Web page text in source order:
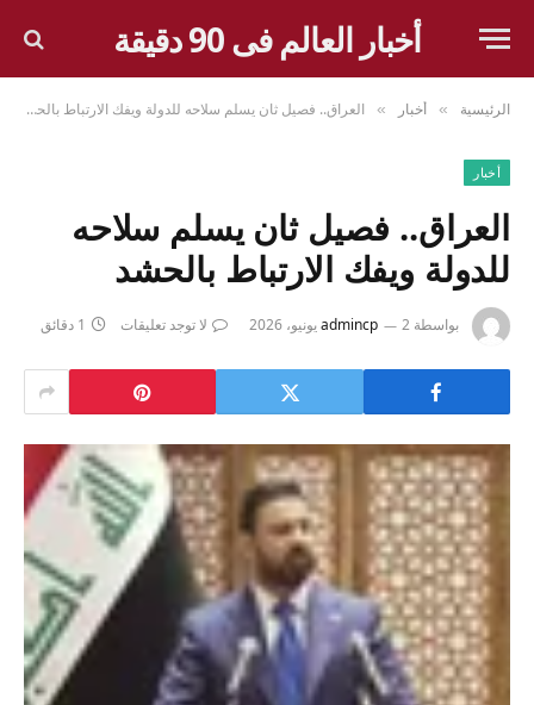
أخبار العالم فى 90 دقيقة
الرئيسية » أخبار » العراق.. فصيل ثان يسلم سلاحه للدولة ويفك الارتباط بالحشد
أخبار
العراق.. فصيل ثان يسلم سلاحه
للدولة ويفك الارتباط بالحشد
بواسطة admincp 2 يونيو، 2026 لا توجد تعليقات 1 دقائق